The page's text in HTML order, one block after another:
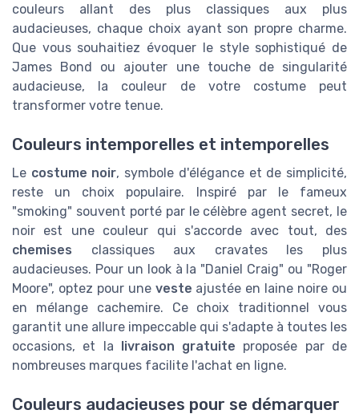
couleurs allant des plus classiques aux plus
audacieuses, chaque choix ayant son propre charme.
Que vous souhaitiez évoquer le style sophistiqué de
James Bond ou ajouter une touche de singularité
audacieuse, la couleur de votre costume peut
transformer votre tenue.
Couleurs intemporelles et intemporelles
Le costume noir, symbole d'élégance et de simplicité,
reste un choix populaire. Inspiré par le fameux
"smoking" souvent porté par le célèbre agent secret, le
noir est une couleur qui s'accorde avec tout, des
chemises classiques aux cravates les plus
audacieuses. Pour un look à la "Daniel Craig" ou "Roger
Moore", optez pour une veste ajustée en laine noire ou
en mélange cachemire. Ce choix traditionnel vous
garantit une allure impeccable qui s'adapte à toutes les
occasions, et la livraison gratuite proposée par de
nombreuses marques facilite l'achat en ligne.
Couleurs audacieuses pour se démarquer